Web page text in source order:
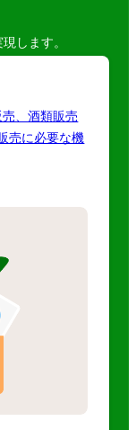
します。
、酒類販売
売に必要な機